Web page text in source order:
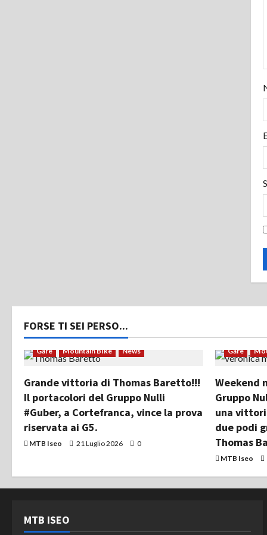
FORSE TI SEI PERSO...
Gare Mountain Bike News
Grande vittoria di Thomas Baretto!!!
Il portacolori del Gruppo Nulli
#Guber, a Cortefranca, vince la prova
riservata ai G5.
MTB Iseo 21 Luglio 2026 0
Gare
Weekend
Gruppo
una
due podi
Thomas
MTB Iseo
MTB ISEO